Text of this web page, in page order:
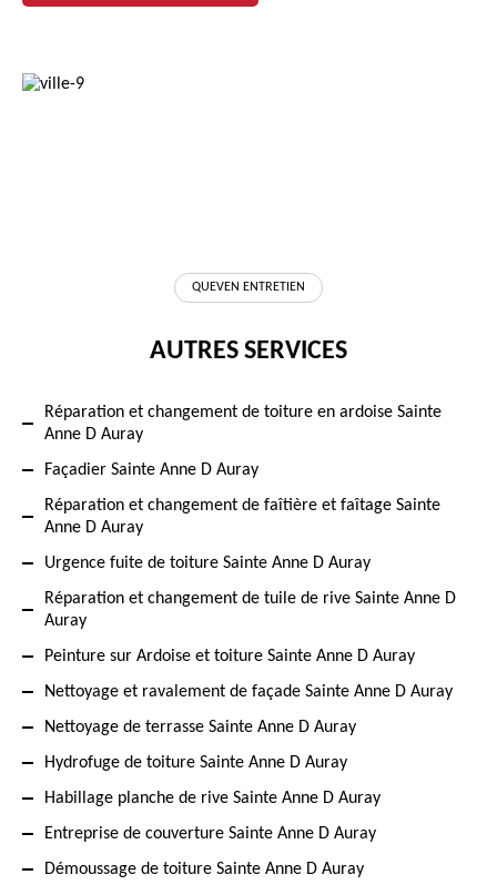
QUEVEN ENTRETIEN
AUTRES SERVICES
Réparation et changement de toiture en ardoise Sainte
Anne D Auray
Façadier Sainte Anne D Auray
Réparation et changement de faîtière et faîtage Sainte
Anne D Auray
Urgence fuite de toiture Sainte Anne D Auray
Réparation et changement de tuile de rive Sainte Anne D
Auray
Peinture sur Ardoise et toiture Sainte Anne D Auray
Nettoyage et ravalement de façade Sainte Anne D Auray
Nettoyage de terrasse Sainte Anne D Auray
Hydrofuge de toiture Sainte Anne D Auray
Habillage planche de rive Sainte Anne D Auray
Entreprise de couverture Sainte Anne D Auray
Démoussage de toiture Sainte Anne D Auray